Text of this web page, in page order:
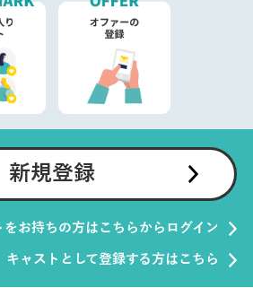
新規登録
お持ちの方はこちらからログイン
キャストとして登録する方はこちら